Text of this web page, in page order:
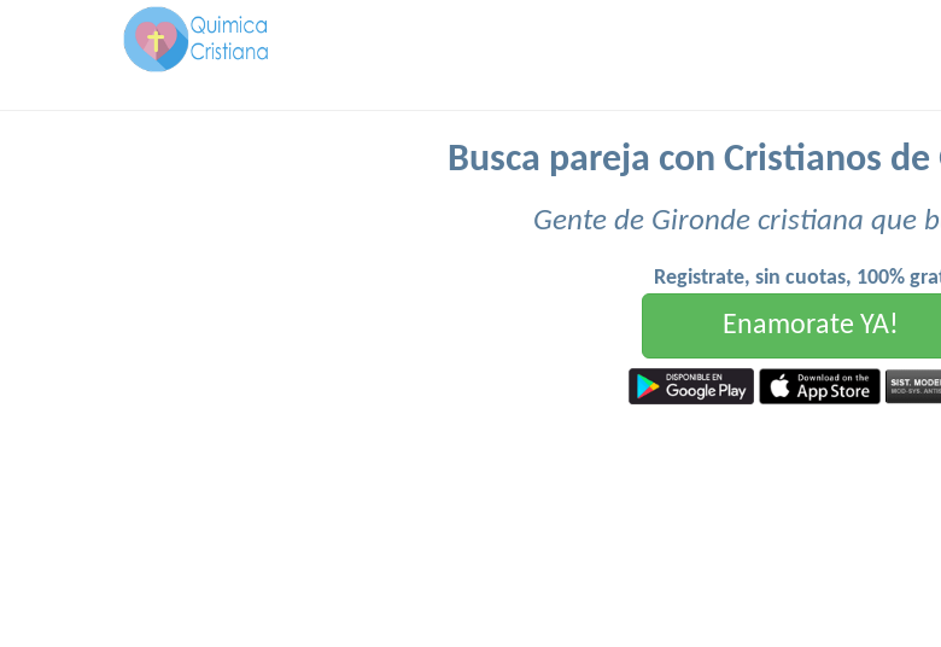
Busca pareja con Cristianos
Gente de Gironde cristiana que
Registrate, sin cuotas, 100%
Enamorate YA!